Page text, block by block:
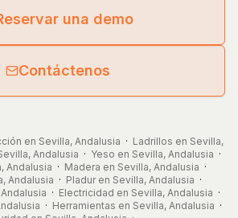
una demo
Contáctenos
en Sevilla, Andalusia · Ladrillos en Sevilla,
Andalusia · Yeso en Sevilla, Andalusia ·
Andalusia · Madera en Sevilla, Andalusia ·
Andalusia · Pladur en Sevilla, Andalusia ·
· Electricidad en Sevilla, Andalusia ·
· Herramientas en Sevilla, Andalusia ·